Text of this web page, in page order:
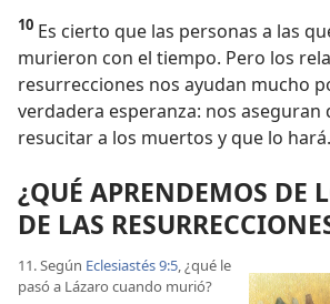
10 Es cierto que las personas a las
murieron con el tiempo. Pero los
resurrecciones nos ayudan mucho
verdadera esperanza: nos aseguran
resucitar a los muertos y que lo hará.
¿QUÉ APRENDEMOS DE
DE LAS
11. Según Eclesiastés 9:5, ¿qué le
pasó a Lázaro cuando murió?